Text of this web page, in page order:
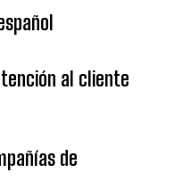
al cliente
de